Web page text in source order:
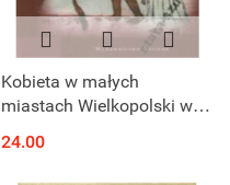
Kobieta w małych
miastach Wielkopolski w II
24.00